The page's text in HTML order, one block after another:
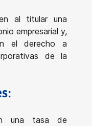
al titular una
empresarial y,
el derecho a
de la
una tasa de